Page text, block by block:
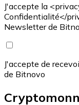
J'accepte la
Confidentialité</
Newsletter de
J'accepte de
de Bitnovo